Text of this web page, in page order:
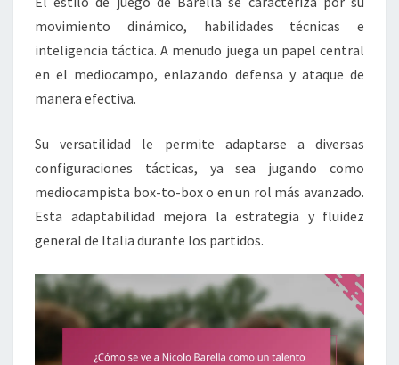
movimiento dinámico, habilidades técnicas e
inteligencia táctica. A menudo juega un papel central
en el mediocampo, enlazando defensa y ataque de
manera efectiva.
Su versatilidad le permite adaptarse a diversas
configuraciones tácticas, ya sea jugando como
mediocampista box-to-box o en un rol más avanzado.
Esta adaptabilidad mejora la estrategia y fluidez
general de Italia durante los partidos.